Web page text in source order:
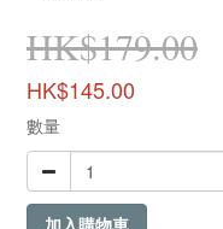
HK$179.00
HK$145.00
數量
加入購物車